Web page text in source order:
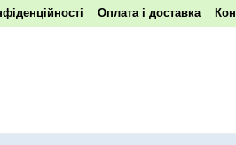
Оплата і доставка